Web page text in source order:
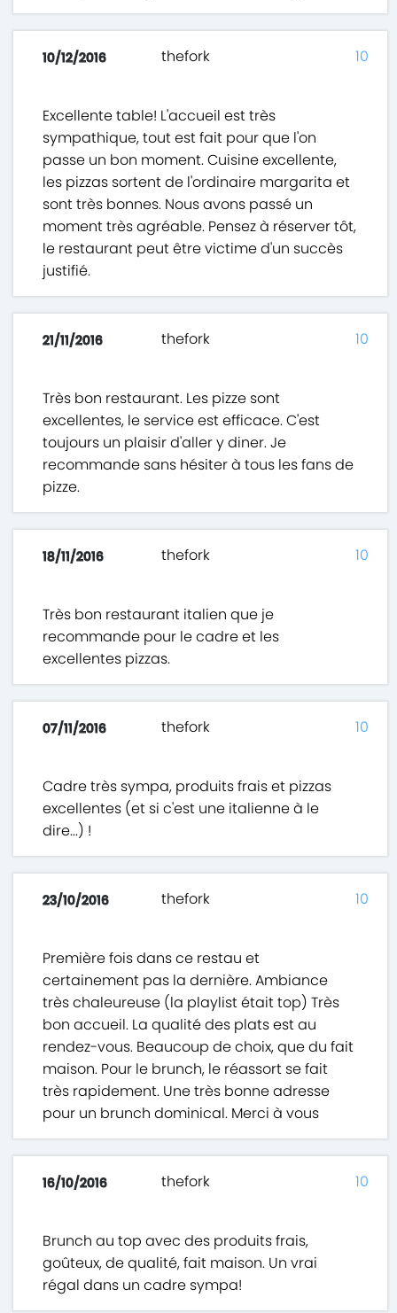
10/12/2016 thefork
Excellente table! L'accueil est très
sympathique, tout est fait pour que l'on
passe un bon moment. Cuisine excellente,
les pizzas sortent de l'ordinaire margarita et
sont très bonnes. Nous avons passé un
moment très agréable. Pensez à réserver tôt,
le restaurant peut être victime d'un succès
justifié.
10
21/11/2016 thefork
Très bon restaurant. Les pizze sont
excellentes, le service est efficace. C'est
toujours un plaisir d'aller y diner. Je
recommande sans hésiter à tous les fans de
pizze.
10
18/11/2016 thefork
Très bon restaurant italien que je
recommande pour le cadre et les
excellentes pizzas.
10
07/11/2016 thefork
Cadre très sympa, produits frais et pizzas
excellentes (et si c'est une italienne à le
dire...) !
10
23/10/2016 thefork
Première fois dans ce restau et
certainement pas la dernière. Ambiance
très chaleureuse (la playlist était top) Très
bon accueil. La qualité des plats est au
rendez-vous. Beaucoup de choix, que du fait
maison. Pour le brunch, le réassort se fait
très rapidement. Une très bonne adresse
pour un brunch dominical. Merci à vous
10
16/10/2016 thefork
Brunch au top avec des produits frais,
goûteux, de qualité, fait maison. Un vrai
régal dans un cadre sympa!
10